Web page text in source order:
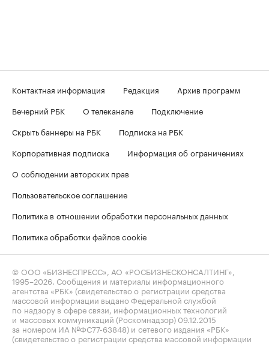
Контактная информация Редакция
Архив программ
Вечерний РБК
О телеканале
Подключение
Скрыть баннеры на РБК
Подписка на РБК
Корпоративная подписка
Информация об ограничениях
О соблюдении авторских прав
Пользовательское соглашение
Политика в отношении обработки персональных данных
Политика обработки файлов cookie
© ООО «БИЗНЕСПРЕСС», АО «РОСБИЗНЕСКОНСАЛТИНГ»,
1995–2026 . Сообщения и материалы информационного
агентства «РБК» (свидетельство о регистрации средства
массовой информации выдано Федеральной службой
по надзору в сфере связи, информационных технологий
и массовых коммуникаций (Роскомнадзор) 09.12.2015
за номером ИА №ФС77-63848) и сетевого издания «РБК»
(свидетельство о регистрации средства массовой информации